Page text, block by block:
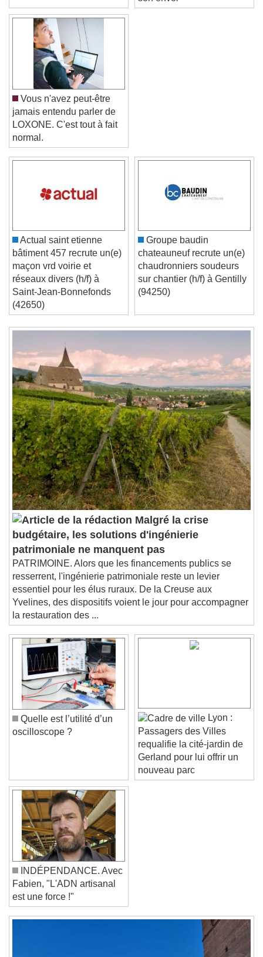
Play Video
Play
Skip Backward
Skip Forward
Current Time0:00
Duration-:-
Loaded:0%
Stream Type LIVE
Seek to live, currently behind live
Chapters
Chapters
Descriptions
descriptions off, selected
Subtitles
subtitles settings, opens subtitles
settings dialog
subtitles off, selected
Audio Track
Picture-in-Picture
Fullscreen
This is a modal window.
Beginning of dialog window. Escape will cancel
and close the window.
Text
Color Opacity
Text Background
Color Opacity
Caption Area Background
Color Opacity
Font Size
Text Edge Style
Reset
Done
Close Modal Dialog
End of dialog window.
son envol
Vous n'avez peut-être
jamais entendu parler de
LOXONE. C'est tout à fait
normal.
Actual saint etienne
bâtiment 457 recrute un(e)
maçon vrd voirie et
réseaux divers (h/f) à
Saint-Jean-Bonnefonds
(42650)
Groupe baudin
chateauneuf recrute un(e)
chaudronniers soudeurs
sur chantier (h/f) à Gentilly
Malgré la crise
budgétaire, les solutions d'ingénierie
patrimoniale ne manquent pas
PATRIMOINE. Alors que les financements publics se
resserrent, l'ingénierie patrimoniale reste un levier
essentiel pour les élus ruraux. De la Creuse aux
Yvelines, des dispositifs voient le jour pour accompagner
la restauration des ...
Quelle est l’utilité d’un
Lyon :
Passagers des Villes
requalifie la cité-jardin de
Gerland pour lui offrir un
nouveau parc
INDÉPENDANCE. Avec
Fabien, "L'ADN artisanal
est une force !"